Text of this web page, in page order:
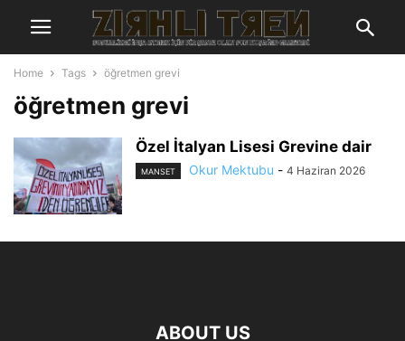
Home Tags öğretmen grevi
öğretmen grevi
Özel İtalyan Lisesi Grevine dair
MANSET Okur Mektubu - 4 Haziran 2026
ABOUT US